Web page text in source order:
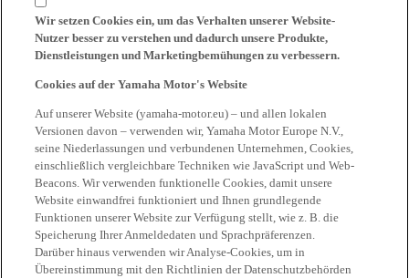
Wir setzen Cookies ein, um das Verhalten unserer Website-
Nutzer besser zu verstehen und dadurch unsere Produkte,
Dienstleistungen und Marketingbemühungen zu verbessern.
Cookies auf der Yamaha Motor's Website
Auf unserer Website (yamaha-motor.eu) – und allen lokalen
Versionen davon – verwenden wir, Yamaha Motor Europe N.V.,
seine Niederlassungen und verbundenen Unternehmen, Cookies,
einschließlich vergleichbare Techniken wie JavaScript und Web-
Beacons. Wir verwenden funktionelle Cookies, damit unsere
Website einwandfrei funktioniert und Ihnen grundlegende
Funktionen unserer Website zur Verfügung stellt, wie z. B. die
Speicherung Ihrer Anmeldedaten und Sprachpräferenzen.
Darüber hinaus verwenden wir Analyse-Cookies, um in
Übereinstimmung mit den Richtlinien der Datenschutzbehörden